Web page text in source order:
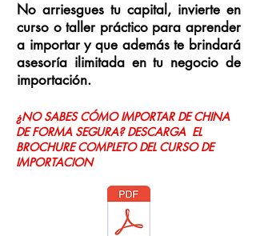
No arriesgues tu capital, invierte en
curso o taller práctico para aprender
a importar y que además te brindará
asesoría ilimitada en tu negocio de
importación.
¿NO SABES CÓMO IMPORTAR DE CHINA
DE FORMA SEGURA? DESCARGA EL
BROCHURE COMPLETO DEL CURSO DE
IMPORTACION